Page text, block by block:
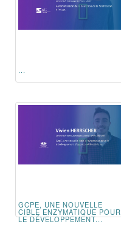
...
GCPE, UNE NOUVELLE
CIBLE ENZYMATIQUE POUR
LE DÉVELOPPEMENT...